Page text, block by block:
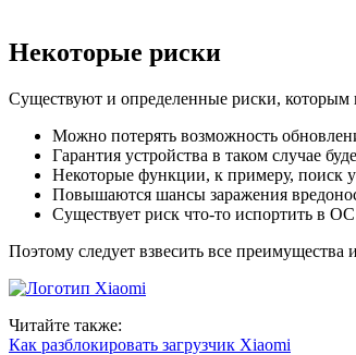
Некоторые риски
Существуют и определенные риски, которым
Можно потерять возможность
Гарантия устройства в таком случае
Некоторые функции, к примеру, поиск
Повышаются шансы заражения
Существует риск что-то испортить в
Поэтому следует взвесить все преимущества
Читайте также:
Как разблокировать загрузчик Xiaomi